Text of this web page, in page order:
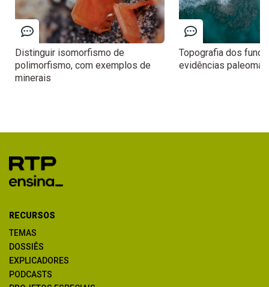
Distinguir isomorfismo de
polimorfismo, com exemplos de
minerais
Topografia dos
evidências
RECURSOS
TEMAS
DOSSIÊS
EXPLICADORES
PODCASTS